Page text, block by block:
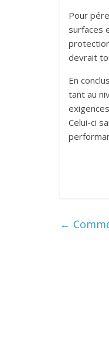
Pour
surfaces
devrait
En
tant au
Celui-ci
←